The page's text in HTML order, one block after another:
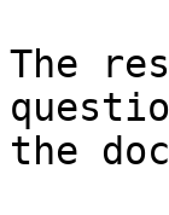
The
the